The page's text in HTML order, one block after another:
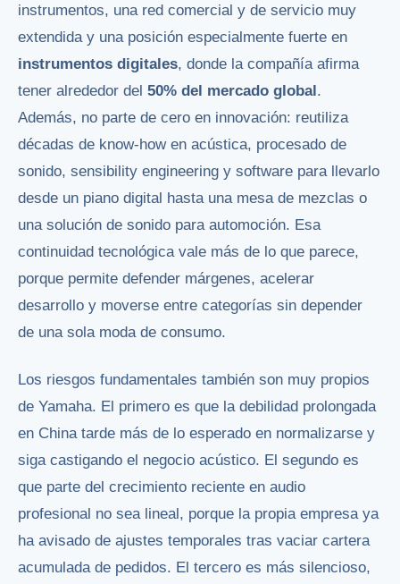
instrumentos, una red comercial y de servicio muy
extendida y una posición especialmente fuerte en
instrumentos digitales, donde la compañía afirma
tener alrededor del 50% del mercado global.
Además, no parte de cero en innovación: reutiliza
décadas de know-how en acústica, procesado de
sonido, sensibility engineering y software para llevarlo
desde un piano digital hasta una mesa de mezclas o
una solución de sonido para automoción. Esa
continuidad tecnológica vale más de lo que parece,
porque permite defender márgenes, acelerar
desarrollo y moverse entre categorías sin depender
de una sola moda de consumo.
Los riesgos fundamentales también son muy propios
de Yamaha. El primero es que la debilidad prolongada
en China tarde más de lo esperado en normalizarse y
siga castigando el negocio acústico. El segundo es
que parte del crecimiento reciente en audio
profesional no sea lineal, porque la propia empresa ya
ha avisado de ajustes temporales tras vaciar cartera
acumulada de pedidos. El tercero es más silencioso,